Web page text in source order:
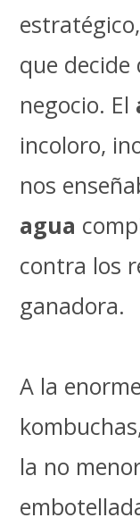
que decide
negocio. El
incoloro,
nos
agua
contra los
ganadora.
A la
la no